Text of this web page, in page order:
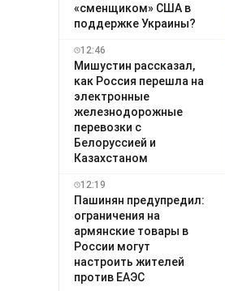
«сменщиком» США в
поддержке Украины?
12:46
Мишустин рассказал,
как Россия перешла на
электронные
железнодорожные
перевозки с
Белоруссией и
Казахстаном
12:19
Пашинян предупредил:
ограничения на
армянские товары в
России могут
настроить жителей
против ЕАЭС